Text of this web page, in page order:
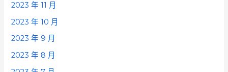
2023 年 11 月
2023 年 10 月
2023 年 9 月
2023 年 8 月